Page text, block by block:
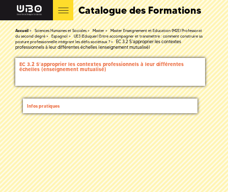
Catalogue des Formations
Accueil Sciences Humaines et Sociales Master
Master Enseignement et Education (M2E) Professorat
du second degré
Espagnol
UE3 (Eduquer) Entre accompagner et transmettre : comment construire sa
posture professionnelle intégrant les défis sociétaux ?
EC 3.2 S’approprier les contextes
professionnels à leur différentes échelles (enseignement mutualisé)
EC 3.2 S’approprier les contextes professionnels à leur différentes
échelles (enseignement mutualisé)
Infos pratiques